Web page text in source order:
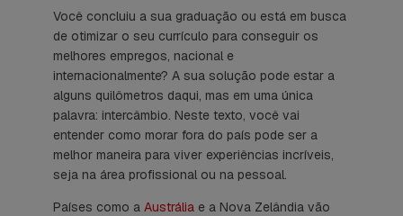
Você concluiu a sua graduação ou está em busca
de otimizar o seu currículo para conseguir os
melhores empregos, nacional e
internacionalmente? A sua solução pode estar a
alguns quilômetros daqui, mas em uma única
palavra: intercâmbio. Neste texto, você vai
entender como morar fora do país pode ser a
melhor maneira para viver experiências incríveis,
seja na área profissional ou na pessoal.
Países como a Austrália e a Nova Zelândia vão